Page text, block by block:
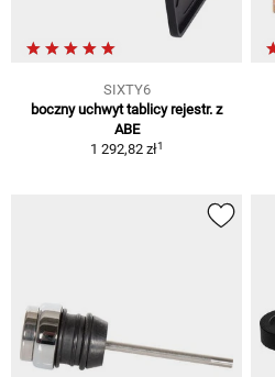
SIXTY6
boczny uchwyt tablicy rejestr. z
ABE
1 292,82 zł1